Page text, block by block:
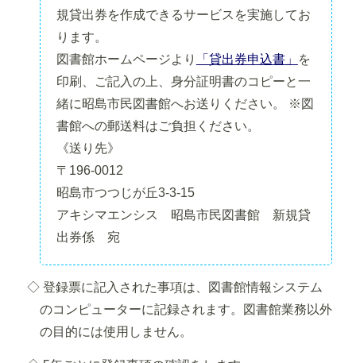
規貸出券を作成できるサービスを実施してお
ります。
図書館ホームページより
「貸出券申込書」
を
印刷、ご記入の上、身分証明書のコピーと一
緒に昭島市民図書館へお送りください。 ※図
書館への郵送料はご負担ください。
《送り先》
〒196-0012
昭島市つつじが丘3-3-15
アキシマエンシス 昭島市民図書館 新規貸
出券係 宛
◇ 登録票に記入された事項は、図書館情報システム
のコンピューターに記録されます。図書館業務以外
の目的には使用しません。